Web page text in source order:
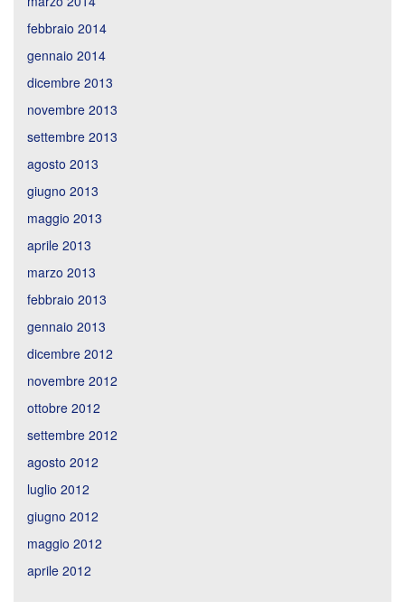
febbraio 2014
gennaio 2014
dicembre 2013
novembre 2013
settembre 2013
agosto 2013
giugno 2013
maggio 2013
aprile 2013
marzo 2013
febbraio 2013
gennaio 2013
dicembre 2012
novembre 2012
ottobre 2012
settembre 2012
agosto 2012
luglio 2012
giugno 2012
maggio 2012
aprile 2012